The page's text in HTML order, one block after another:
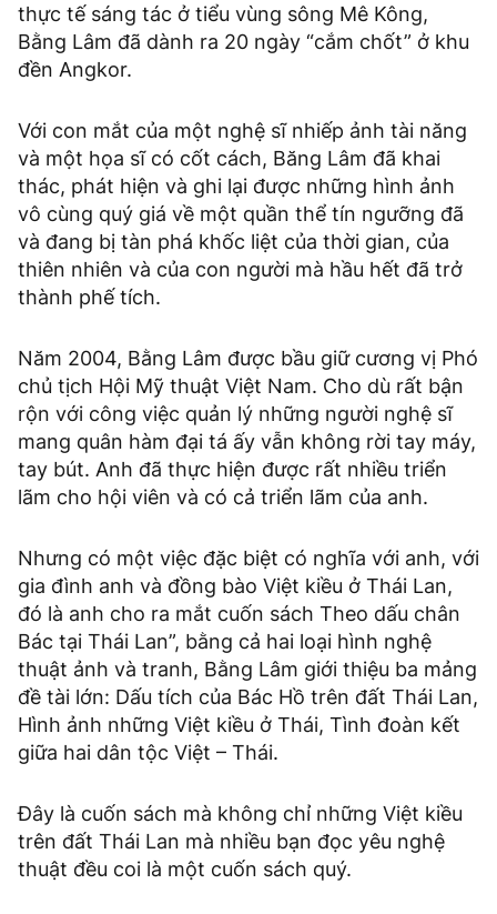
thực tế sáng tác ở tiểu vùng sông Mê Kông,
Bằng Lâm đã dành ra 20 ngày “cắm chốt” ở khu
đền Angkor.
Với con mắt của một nghệ sĩ nhiếp ảnh tài năng
và một họa sĩ có cốt cách, Băng Lâm đã khai
thác, phát hiện và ghi lại được những hình ảnh
vô cùng quý giá về một quần thể tín ngưỡng đã
và đang bị tàn phá khốc liệt của thời gian, của
thiên nhiên và của con người mà hầu hết đã trở
thành phế tích.
Năm 2004, Bằng Lâm được bầu giữ cương vị Phó
chủ tịch Hội Mỹ thuật Việt Nam. Cho dù rất bận
rộn với công việc quản lý những người nghệ sĩ
mang quân hàm đại tá ấy vẫn không rời tay máy,
tay bút. Anh đã thực hiện được rất nhiều triển
lãm cho hội viên và có cả triển lãm của anh.
Nhưng có một việc đặc biệt có nghĩa với anh, với
gia đình anh và đồng bào Việt kiều ở Thái Lan,
đó là anh cho ra mắt cuốn sách Theo dấu chân
Bác tại Thái Lan”, bằng cả hai loại hình nghệ
thuật ảnh và tranh, Bằng Lâm giới thiệu ba mảng
đề tài lớn: Dấu tích của Bác Hồ trên đất Thái Lan,
Hình ảnh những Việt kiều ở Thái, Tình đoàn kết
giữa hai dân tộc Việt – Thái.
Đây là cuốn sách mà không chỉ những Việt kiều
trên đất Thái Lan mà nhiều bạn đọc yêu nghệ
thuật đều coi là một cuốn sách quý.